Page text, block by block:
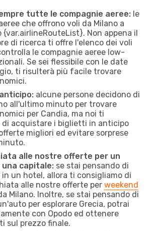
tutte le compagnie aeree: le
che offrono voli da Milano a
{​var.airlineRouteList}. Non appena il
di ricerca ti offre l'elenco dei voli
le compagnie aeree low-
Se sei flessibile con le date
ti risulterà più facile trovare
alcune persone decidono di
all'ultimo minuto per trovare
per Candia, ma noi ti
di acquistare i biglietti in anticipo
migliori ed evitare sorprese
alle nostre offerte per un
una capitale: se stai pensando di
in un hotel, allora ti consigliamo di
alle nostre offerte per weekend
Milano. Inoltre, se stai pensando di
per esplorare Grecia, potrai
con Opodo ed ottenere
sul prezzo finale.